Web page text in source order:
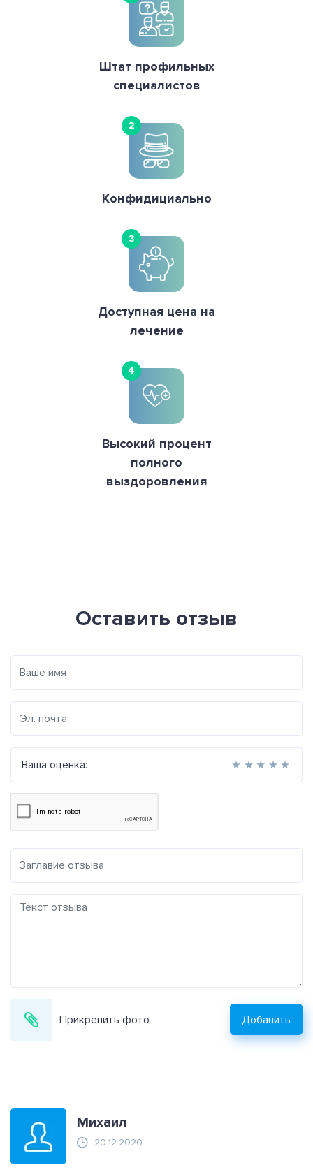
Штат профильных
специалистов
2
Конфидициально
3
Доступная цена на
лечение
4
Высокий процент
полного
выздоровления
Оставить отзыв
Ваша оценка: ★
★
★
★
★
Прикрепить фото Добавить
Михаил
20.12.2020